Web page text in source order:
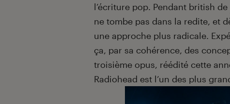
l’écriture pop. Pendant british de
ne tombe pas dans la redite, et
une approche plus radicale.
ça, par sa cohérence, des
troisième opus, réédité cette
Radiohead est l’un des plus